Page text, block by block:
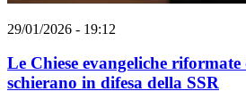
29/01/2026 - 19:12
Le Chiese evangeliche
schierano in difesa della SSR